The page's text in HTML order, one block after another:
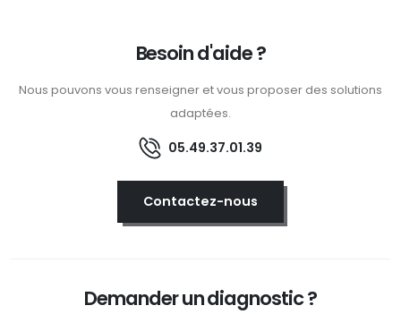
Besoin d'aide ?
Nous pouvons vous renseigner et vous proposer des solutions
adaptées.
05.49.37.01.39
Contactez-nous
Demander un diagnostic ?